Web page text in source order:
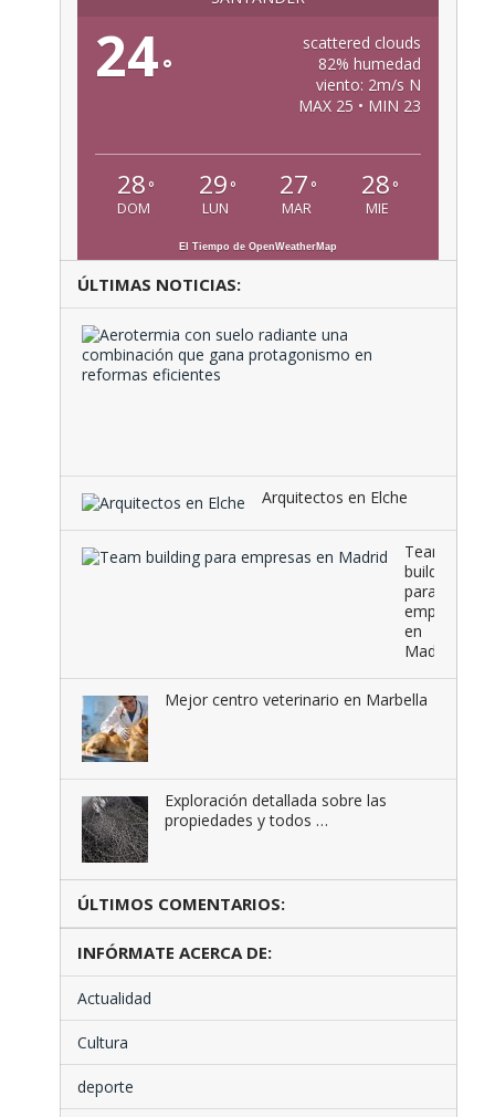
24°
scattered clouds
82% humedad
viento: 2m/s N
MAX 25 • MIN 23
28 °
DOM
29 °
LUN
27 °
MAR
28 °
MIE
El Tiempo de OpenWeatherMap
ÚLTIMAS NOTICIAS:
Arquitectos en Elche
Team
building
para
empresas
en
Madrid
Mejor centro veterinario en Marbella
Exploración detallada sobre las
propiedades y todos …
ÚLTIMOS COMENTARIOS:
INFÓRMATE ACERCA DE:
Actualidad
Cultura
deporte